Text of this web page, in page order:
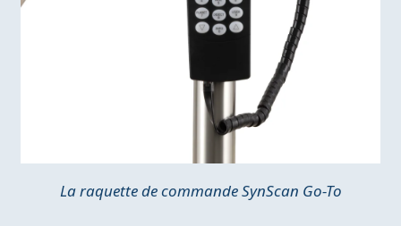
La raquette de commande SynScan Go-To